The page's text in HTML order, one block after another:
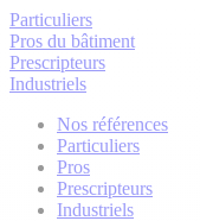
Particuliers
Pros du bâtiment
Prescripteurs
Industriels
Nos références
Particuliers
Pros
Prescripteurs
Industriels